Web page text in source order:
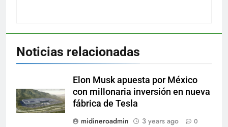
Noticias relacionadas
Elon Musk apuesta por México
con millonaria inversión en nueva
fábrica de Tesla
midineroadmin
3 years ago 0